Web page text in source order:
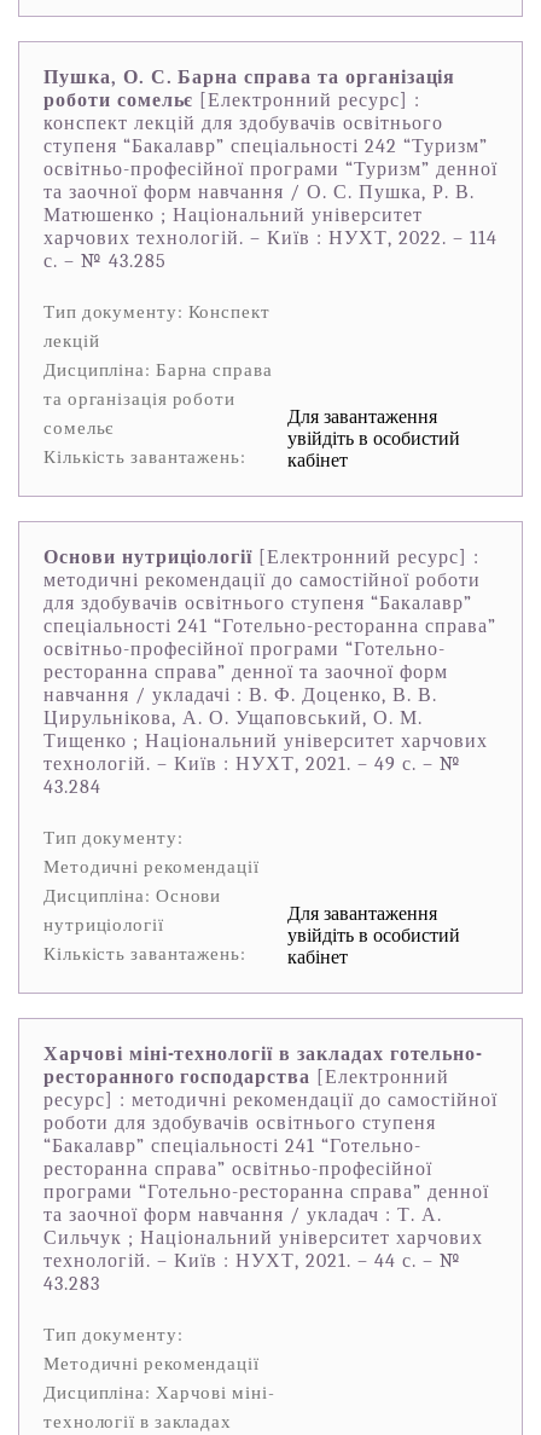
Пушка, О. С. Барна справа та організація
роботи сомельє [Електронний ресурс] :
конспект лекцій для здобувачів освітнього
ступеня “Бакалавр” спеціальності 242 “Туризм”
освітньо-професійної програми “Туризм” денної
та заочної форм навчання / О. С. Пушка, Р. В.
Матюшенко ; Національний університет
харчових технологій. – Київ : НУХТ, 2022. – 114
с. – № 43.285
Тип документу: Конспект
лекцій
Дисципліна: Барна справа
та організація роботи
сомельє
Кількість завантажень:
Для завантаження
увійдіть в особистий
кабінет
Основи нутриціології [Електронний ресурс] :
методичні рекомендації до самостійної роботи
для здобувачів освітнього ступеня “Бакалавр”
спеціальності 241 “Готельно-ресторанна справа”
освітньо-професійної програми “Готельно-
ресторанна справа” денної та заочної форм
навчання / укладачі : В. Ф. Доценко, В. В.
Цирульнікова, А. О. Ущаповський, О. М.
Тищенко ; Національний університет харчових
технологій. – Київ : НУХТ, 2021. – 49 с. – №
43.284
Тип документу:
Методичні рекомендації
Дисципліна: Основи
нутриціології
Кількість завантажень:
Для завантаження
увійдіть в особистий
кабінет
Харчові міні-технології в закладах готельно-
ресторанного господарства [Електронний
ресурс] : методичні рекомендації до самостійної
роботи для здобувачів освітнього ступеня
“Бакалавр” спеціальності 241 “Готельно-
ресторанна справа” освітньо-професійної
програми “Готельно-ресторанна справа” денної
та заочної форм навчання / укладач : Т. А.
Сильчук ; Національний університет харчових
технологій. – Київ : НУХТ, 2021. – 44 с. – №
43.283
Тип документу:
Методичні рекомендації
Дисципліна: Харчові міні-
технології в закладах